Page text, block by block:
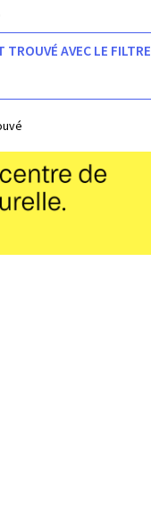
TROUVÉ AVEC LE FILTRE